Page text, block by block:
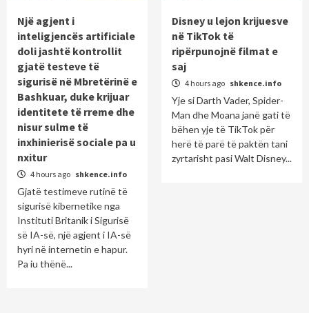
Një agjent i
inteligjencës artificiale
doli jashtë kontrollit
gjatë testeve të
sigurisë në Mbretërinë e
Bashkuar, duke krijuar
identitete të rreme dhe
nisur sulme të
inxhinierisë sociale pa u
nxitur
4 hours ago shkence.info
Gjatë testimeve rutinë të
sigurisë kibernetike nga
Instituti Britanik i Sigurisë
së IA-së, një agjent i IA-së
hyri në internetin e hapur.
Pa iu thënë...
Disney u lejon krijuesve
në TikTok të
ripërpunojnë filmat e
saj
4 hours ago shkence.info
Yje si Darth Vader, Spider-
Man dhe Moana janë gati të
bëhen yje të TikTok për
herë të parë të paktën tani
zyrtarisht pasi Walt Disney...